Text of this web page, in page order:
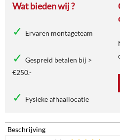
Wat bieden wij ?
Ervaren montageteam
Gespreid betalen bij >
€250.-
Fysieke afhaallocatie
Beschrijving